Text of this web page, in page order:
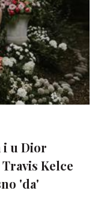
i u Dior
Kelce
'da'